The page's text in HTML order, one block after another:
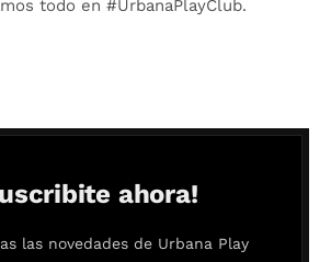
todo en #UrbanaPlayClub.
ahora!
las novedades de Urbana Play